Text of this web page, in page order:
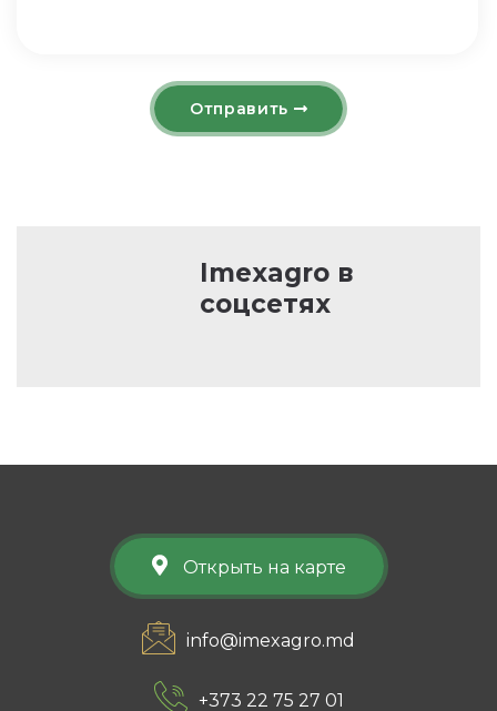
Отправить
Imexagro в
соцсетях
+373 22 75 27 01
info@imexagro.md
Открыть на карте